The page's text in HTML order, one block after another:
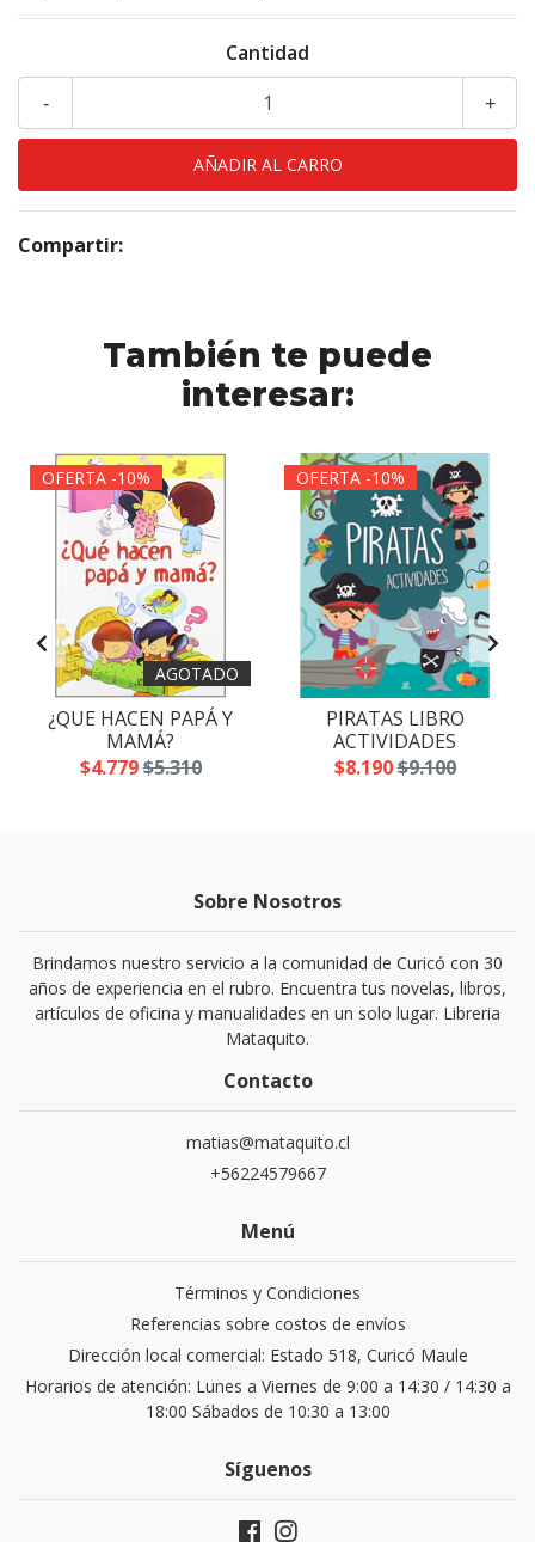
Cantidad
+
-
Compartir:
También te puede
interesar:
OFERTA -10%
AGOTADO
¿QUE HACEN PAPÁ Y
MAMÁ?
$4.779$5.310
OFERTA -10%
PIRATAS LIBRO
ACTIVIDADES
$8.190$9.100
Sobre Nosotros
Brindamos nuestro servicio a la comunidad de Curicó con 30
años de experiencia en el rubro. Encuentra tus novelas, libros,
artículos de oficina y manualidades en un solo lugar. Libreria
Mataquito.
Contacto
matias@mataquito.cl
+56224579667
Menú
Términos y Condiciones
Referencias sobre costos de envíos
Dirección local comercial: Estado 518, Curicó Maule
Horarios de atención: Lunes a Viernes de 9:00 a 14:30 / 14:30 a
18:00 Sábados de 10:30 a 13:00
Síguenos